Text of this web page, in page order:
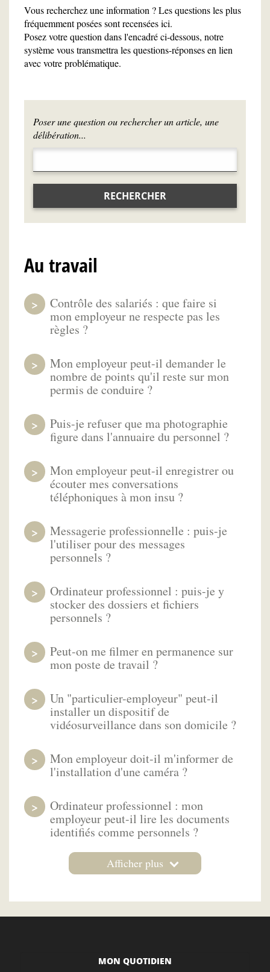
Vous recherchez une information ? Les questions les plus
fréquemment posées sont recensées ici.
Posez votre question dans l'encadré ci-dessous, notre
système vous transmettra les questions-réponses en lien
avec votre problématique.
Poser une question ou rechercher un article, une
délibération...
RECHERCHER
Au travail
Contrôle des salariés : que faire si
mon employeur ne respecte pas les
règles ?
Mon employeur peut-il demander le
nombre de points qu'il reste sur mon
permis de conduire ?
Puis-je refuser que ma photographie
figure dans l'annuaire du personnel ?
Mon employeur peut-il enregistrer ou
écouter mes conversations
téléphoniques à mon insu ?
Messagerie professionnelle : puis-je
l'utiliser pour des messages
personnels ?
Ordinateur professionnel : puis-je y
stocker des dossiers et fichiers
personnels ?
Peut-on me filmer en permanence sur
mon poste de travail ?
Un "particulier-employeur" peut-il
installer un dispositif de
vidéosurveillance dans son domicile ?
Mon employeur doit-il m'informer de
l'installation d'une caméra ?
Ordinateur professionnel : mon
employeur peut-il lire les documents
identifiés comme personnels ?
Afficher plus
MON QUOTIDIEN